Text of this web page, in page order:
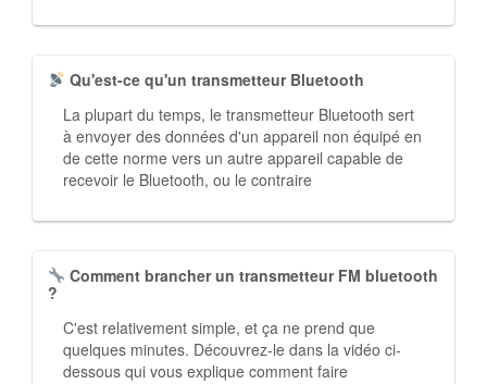
Qu'est-ce qu'un transmetteur Bluetooth
La plupart du temps, le transmetteur Bluetooth sert
à envoyer des données d'un appareil non équipé en
de cette norme vers un autre appareil capable de
recevoir le Bluetooth, ou le contraire
Comment brancher un transmetteur FM bluetooth
?
C'est relativement simple, et ça ne prend que
quelques minutes. Découvrez-le dans la vidéo ci-
dessous qui vous explique comment faire